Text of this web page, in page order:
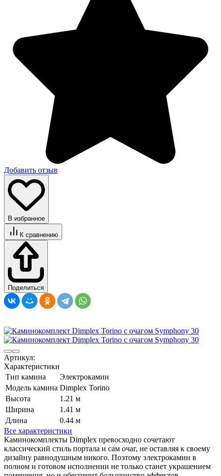
Добавить отзыв
В избранное
К сравнению
Поделиться
Артикул:
Характеристики
Тип камина
Электрокамин
Модель камина Dimplex Torino
Высота
1.21 м
Ширина
1.41 м
Длина
0.44 м
Все характеристики
Каминокомплекты Dimplex превосходно сочетают
классический стиль портала и сам очаг, не оставляя к своему
дизайну равнодушным никого. Поэтому электрокамин в
полном и готовом исполнении не только станет украшением